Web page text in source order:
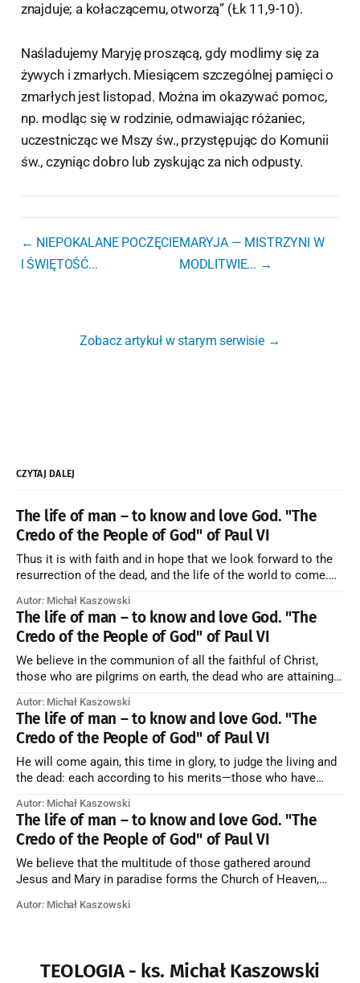
znajduje; a kołaczącemu, otworzą” (Łk 11,9-10).
Naśladujemy Maryję proszącą, gdy modlimy się za
żywych i zmarłych. Miesiącem szczególnej pamięci o
zmarłych jest listopad. Można im okazywać pomoc,
np. modląc się w rodzinie, odmawiając różaniec,
uczestnicząc we Mszy św., przystępując do Komunii
św., czyniąc dobro lub zyskując za nich odpusty.
← NIEPOKALANE POCZĘCIE
l ŚWIĘTOŚĆ...
MARYJA — MISTRZYNI W
MODLITWIE... →
Zobacz artykuł w starym serwisie →
CZYTAJ DALEJ
The life of man – to know and love God. "The
Credo of the People of God" of Paul VI
Thus it is with faith and in hope that we look forward to the
resurrection of the dead, and the life of the world to come.
artykuł w starym serwisie →
Autor: Michał Kaszowski
The life of man – to know and love God. "The
Credo of the People of God" of Paul VI
We believe in the communion of all the faithful of Christ,
those who are pilgrims on earth, the dead who are attaining
forming one Church; and we believe that in this communion
the merciful love of God and His saints is
Autor: Michał Kaszowski
The life of man – to know and love God. "The
Credo of the People of God" of Paul VI
He will come again, this time in glory, to judge the living and
the dead: each according to his merits—those who have
those who have refused them to the end going to the fire that
is not
Autor: Michał Kaszowski
The life of man – to know and love God. "The
Credo of the People of God" of Paul VI
We believe that the multitude of those gathered around
Jesus and Mary in paradise forms the Church of Heaven,
they also, in different degrees, are associated with the holy
Autor: Michał Kaszowski
TEOLOGIA - ks. Michał Kaszowski